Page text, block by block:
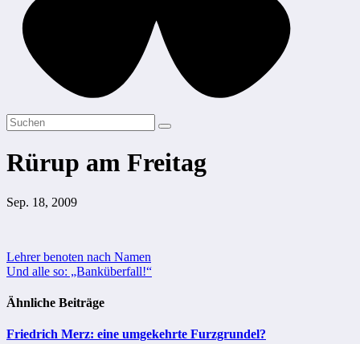
Rürup am Freitag
Sep. 18, 2009
Beitragsnavigation
Lehrer benoten nach Namen
Und alle so: „Banküberfall!“
Ähnliche Beiträge
Friedrich Merz: eine umgekehrte Furzgrundel?